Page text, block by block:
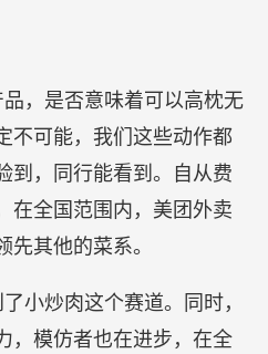
，是否意味着可以高枕无
不可能，我们这些动作都
到，同行能看到。自从费
在全国范围内，美团外卖
先其他的菜系。
小炒肉这个赛道。同时，
，模仿者也在进步，在全